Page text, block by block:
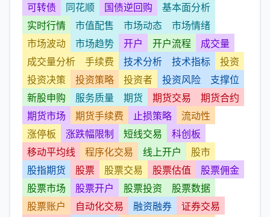
可转债
同花顺 国债逆回购
基本面分析
实时行情
市值配售 市场动态
市场情绪
市场波动
市场趋势 开户 开户流程
成交量
成交量分析
手续费 技术分析 技术指标
投资
投资决策
投资策略 投资者 投资风险
支撑位
新股申购
服务质量 期货 期货交易
期货合约
期货市场
期货手续费 止损策略
流动性
涨停板
涨跌幅限制 短线交易
科创板
移动平均线
程序化交易 线上开户
股市
股指期货
股票 股票交易 股票估值
股票佣金
股票市场
股票开户 股票投资
股票数据
股票账户
自动化交易 融资融券
证券交易